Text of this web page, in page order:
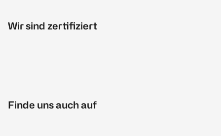
Wir sind zertifiziert
Finde uns auch auf